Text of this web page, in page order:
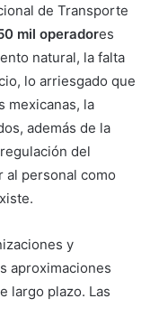
de Transporte
mil operadores
natural, la falta
lo arriesgado que
mexicanas, la
además de la
del
al personal como
y
aproximaciones
largo plazo. Las